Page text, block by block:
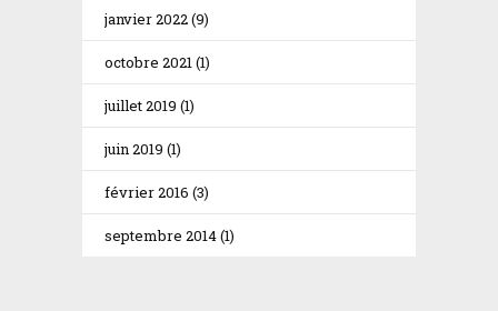
janvier 2022(9)
octobre 2021 (1)
juillet 2019 (1)
juin 2019 (1)
février 2016 (3)
septembre 2014(1)